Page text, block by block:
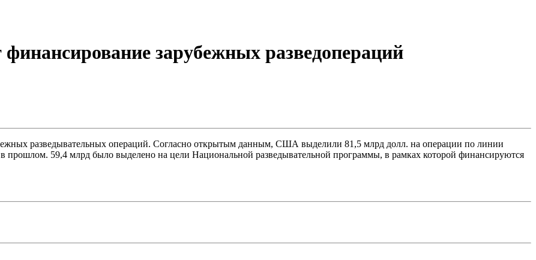
зарубежных разведопераций
разведывательных операций. Согласно открытым данным, США выделили 81,5 млрд долл. на операции по линии
прошлом. 59,4 млрд было выделено на цели Национальной разведывательной программы, в рамках которой финансируются